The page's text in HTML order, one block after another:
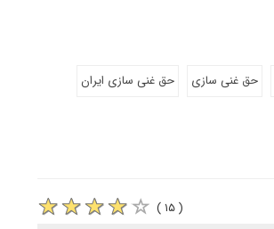
حق غنی سازی
حق غنی سازی ایران
( ۱۵ )